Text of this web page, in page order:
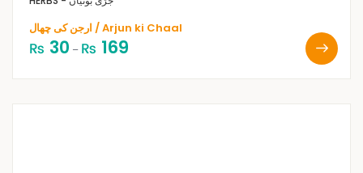
ارجن کی چھال / Arjun ki Chaal
₨ 30 – ₨ 169